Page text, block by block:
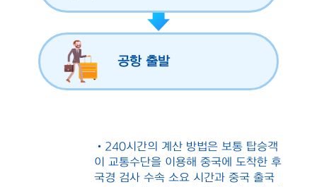
공항 출발
・240시간의 계산 방법은 보통 탑승객
이 교통수단을 이용해 중국에 도착한 후
국경 검사 수속 소요 시간과 중국 출국